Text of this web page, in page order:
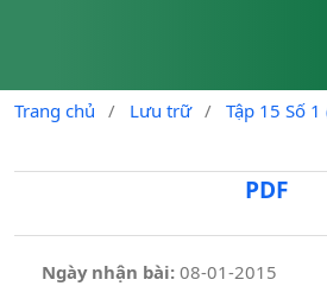
Trang chủ / Lưu trữ / Tập 15 Số
PDF
Ngày nhận bài: 08-01-2015